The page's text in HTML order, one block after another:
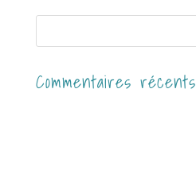
Commentaires récents